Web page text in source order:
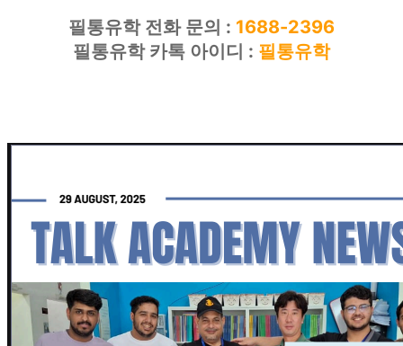
필통유학 전화 문의 : 1688-2396
필통유학 카톡 아이디 : 필통유학